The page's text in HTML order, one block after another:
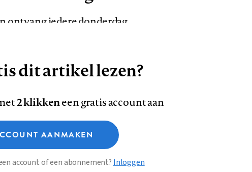
ontvang iedere donderdag
AANMELDEN
Disclaimer Privacy About us
dit artikel lezen?
2 klikkeneen gratis account aan
AANMAKEN
account of een abonnement? Inloggen
Deze site gebruikt cookies